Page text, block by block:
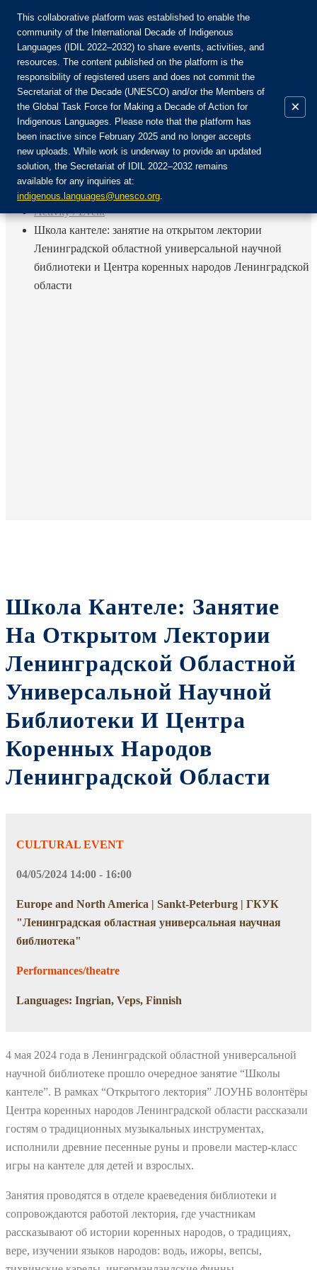
Join the Community:
Login
EN
FR
ES
RU
Home
Activity / Event
Школа кантеле: занятие на открытом лектории
Ленинградской областной универсальной научной
библиотеки и Центра коренных народов Ленинградской
области
Школа Кантеле: Занятие
На Открытом Лектории
Ленинградской Областной
Универсальной Научной
Библиотеки И Центра
Коренных Народов
Ленинградской Области
CULTURAL EVENT
04/05/2024 14:00 - 16:00
Europe and North America | Sankt-Peterburg | ГКУК
"Ленинградская областная универсальная научная
библиотека"
Performances/theatre
Languages: Ingrian, Veps, Finnish
4 мая 2024 года в Ленинградской областной универсальной
научной библиотеке прошло очередное занятие “Школы
кантеле”. В рамках “Открытого лектория” ЛОУНБ волонтёры
Центра коренных народов Ленинградской области рассказали
гостям о традиционных музыкальных инструментах,
исполнили древние песенные руны и провели мастер-класс
игры на кантеле для детей и взрослых.
Занятия проводятся в отделе краеведения библиотеки и
сопровождаются работой лектория, где участникам
рассказывают об истории коренных народов, о традициях,
вере, изучении языков народов: водь, ижоры, вепсы,
This collaborative platform was established to enable the
community of the International Decade of Indigenous
Languages (IDIL 2022–2032) to share events, activities, and
resources. The content published on the platform is the
responsibility of registered users and does not commit the
Secretariat of the Decade (UNESCO) and/or the Members of
the Global Task Force for Making a Decade of Action for
Indigenous Languages. Please note that the platform has
been inactive since February 2025 and no longer accepts
new uploads. While work is underway to provide an updated
solution, the Secretariat of IDIL 2022–2032 remains
available for any inquiries at:
indigenous.languages@unesco.org.
×